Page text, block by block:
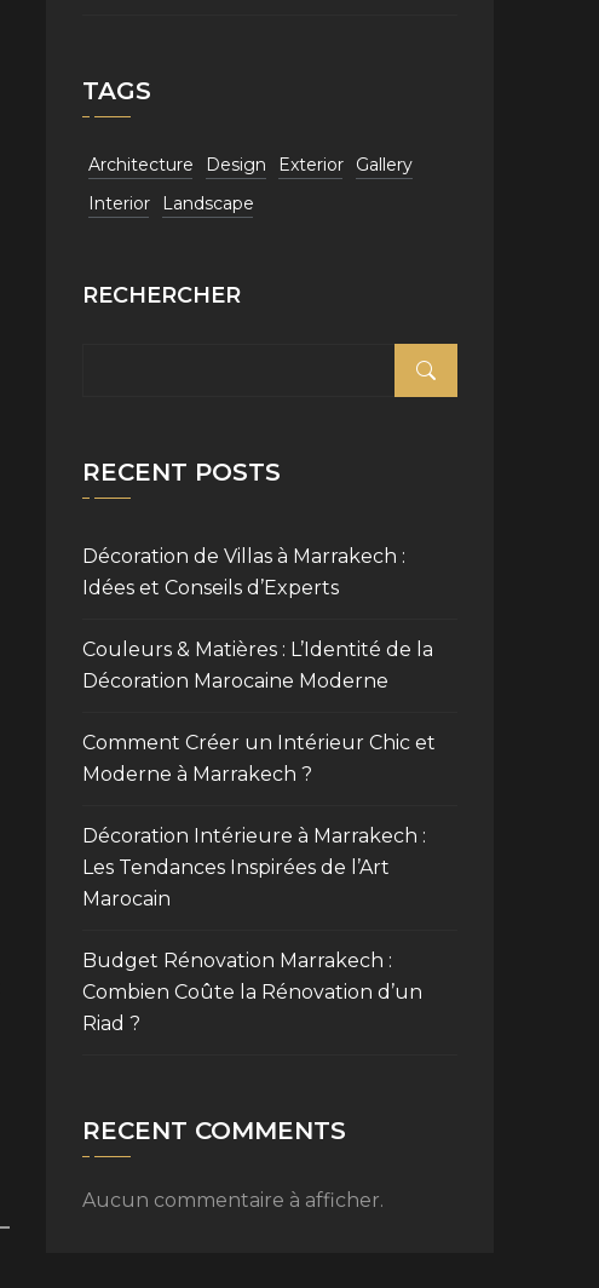
TAGS
Architecture Design Exterior
Gallery
Interior
Landscape
RECHERCHER
RECENT POSTS
Décoration de Villas à Marrakech :
Idées et Conseils d’Experts
Couleurs & Matières : L’Identité de la
Décoration Marocaine Moderne
Comment Créer un Intérieur Chic et
Moderne à Marrakech ?
Décoration Intérieure à Marrakech :
Les Tendances Inspirées de l’Art
Marocain
Budget Rénovation Marrakech :
Combien Coûte la Rénovation d’un
Riad ?
RECENT COMMENTS
Aucun commentaire à afficher.